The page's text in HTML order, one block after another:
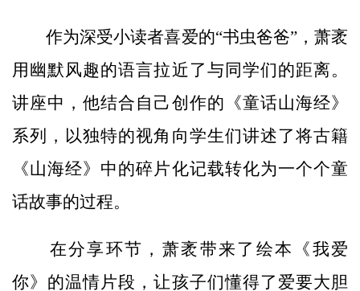
作为深受小读者喜爱的“书虫爸爸”，萧袤
用幽默风趣的语言拉近了与同学们的距离。
讲座中，他结合自己创作的《童话山海经》
系列，以独特的视角向学生们讲述了将古籍
《山海经》中的碎片化记载转化为一个个童
话故事的过程。
在分享环节，萧袤带来了绘本《我爱
你》的温情片段，让孩子们懂得了爱要大胆